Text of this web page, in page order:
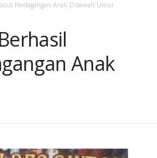
Perdagangan Anak Dibawah Umur
Anak